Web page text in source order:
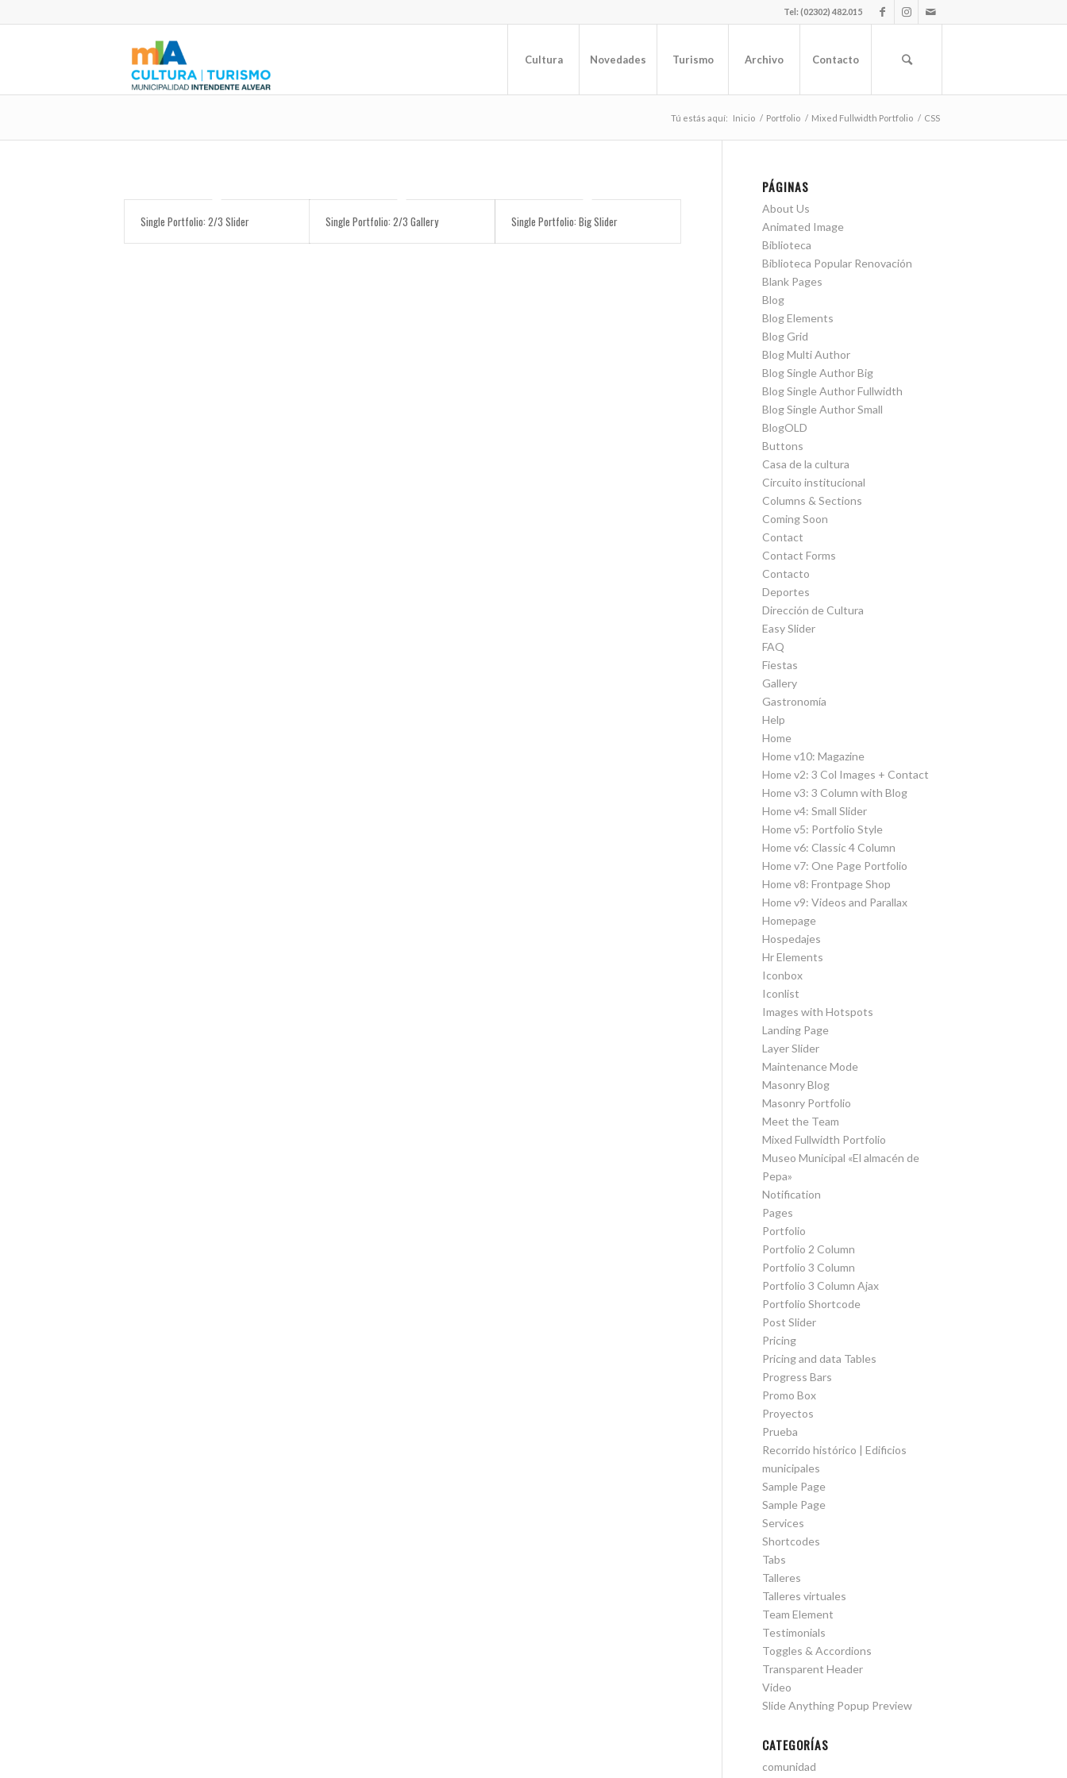
Tel: (02302) 482.015
Cultura Novedades Turismo Archivo Contacto
Tú estás aquí: Inicio / Portfolio / Mixed Fullwidth Portfolio / CSS
Single Portfolio: 2/3 Slider Single Portfolio: 2/3 Gallery Single Portfolio: Big Slider
PÁGINAS
About Us
Animated Image
Biblioteca
Biblioteca Popular Renovación
Blank Pages
Blog
Blog Elements
Blog Grid
Blog Multi Author
Blog Single Author Big
Blog Single Author Fullwidth
Blog Single Author Small
BlogOLD
Buttons
Casa de la cultura
Circuito institucional
Columns & Sections
Coming Soon
Contact
Contact Forms
Contacto
Deportes
Dirección de Cultura
Easy Slider
FAQ
Fiestas
Gallery
Gastronomía
Help
Home
Home v10: Magazine
Home v2: 3 Col Images + Contact
Home v3: 3 Column with Blog
Home v4: Small Slider
Home v5: Portfolio Style
Home v6: Classic 4 Column
Home v7: One Page Portfolio
Home v8: Frontpage Shop
Home v9: Videos and Parallax
Homepage
Hospedajes
Hr Elements
Iconbox
Iconlist
Images with Hotspots
Landing Page
Layer Slider
Maintenance Mode
Masonry Blog
Masonry Portfolio
Meet the Team
Mixed Fullwidth Portfolio
Museo Municipal «El almacén de
Pepa»
Notification
Pages
Portfolio
Portfolio 2 Column
Portfolio 3 Column
Portfolio 3 Column Ajax
Portfolio Shortcode
Post Slider
Pricing
Pricing and data Tables
Progress Bars
Promo Box
Proyectos
Prueba
Recorrido histórico | Edificios
municipales
Sample Page
Sample Page
Services
Shortcodes
Tabs
Talleres
Talleres virtuales
Team Element
Testimonials
Toggles & Accordions
Transparent Header
Video
Slide Anything Popup Preview
CATEGORÍAS
comunidad